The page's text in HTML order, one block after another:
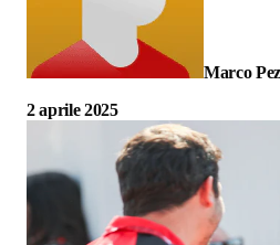
Marco
2 aprile 2025